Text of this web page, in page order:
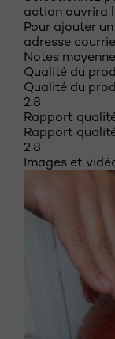
action ouvrira
Pour ajouter
adresse
Notes
Qualité du
Qualité du
2.8
Rapport
Rapport
2.8
Images et